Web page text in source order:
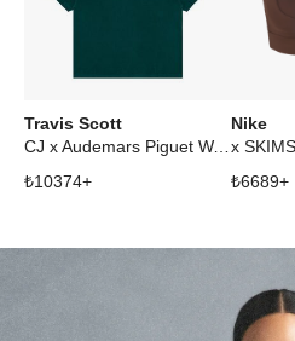
Travis Scott
CJ x Audemars Piguet Watch Face Tee Green
₺10374+
Nike
₺6689+